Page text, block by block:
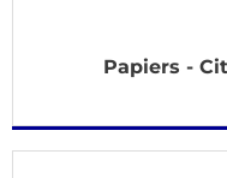
Papiers -